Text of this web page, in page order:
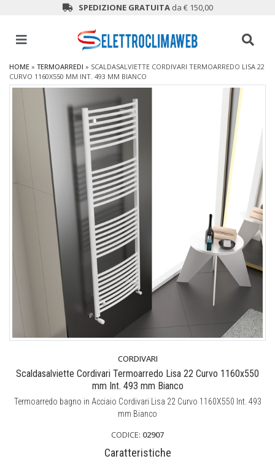
SPEDIZIONE GRATUITAda € 150,00
HOME » TERMOARREDI » SCALDASALVIETTE CORDIVARI TERMOARREDO LISA 22
CURVO 1160X550 MM INT. 493 MM BIANCO
CORDIVARI
Scaldasalviette Cordivari Termoarredo Lisa 22 Curvo 1160x550
mm Int. 493 mm Bianco
Termoarredo bagno in Acciaio Cordivari Lisa 22 Curvo 1160X550 Int. 493
mm Bianco
CODICE: 02907
Caratteristiche